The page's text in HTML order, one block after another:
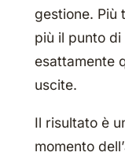
gestione. Più
più il punto
esattamente
uscite.
Il risultato è
momento